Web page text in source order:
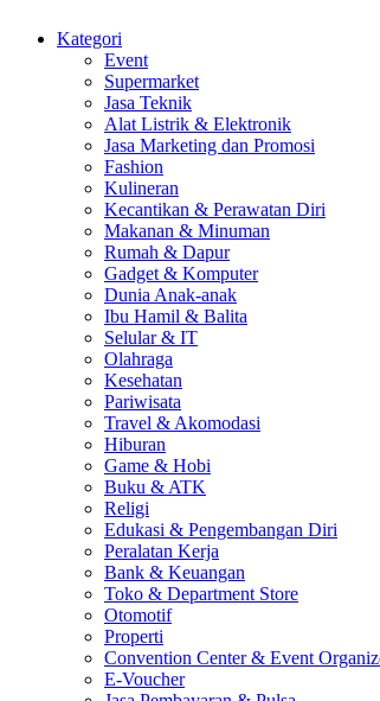
Kategori
Event
Supermarket
Jasa Teknik
Alat Listrik & Elektronik
Jasa Marketing dan Promosi
Fashion
Kulineran
Kecantikan & Perawatan Diri
Makanan & Minuman
Rumah & Dapur
Gadget & Komputer
Dunia Anak-anak
Ibu Hamil & Balita
Selular & IT
Olahraga
Kesehatan
Pariwisata
Travel & Akomodasi
Hiburan
Game & Hobi
Buku & ATK
Religi
Edukasi & Pengembangan Diri
Peralatan Kerja
Bank & Keuangan
Toko & Department Store
Otomotif
Properti
Convention Center & Event
E-Voucher